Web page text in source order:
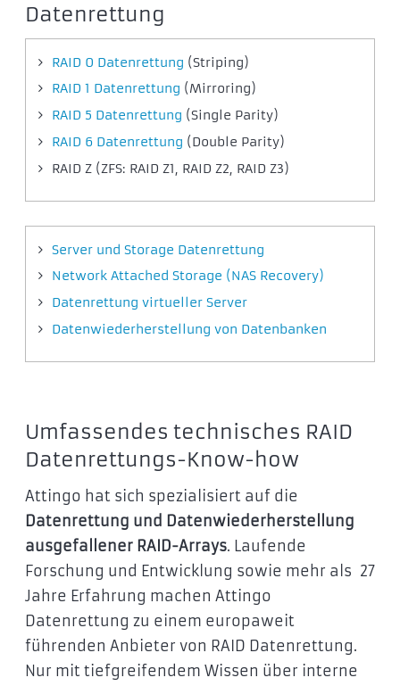
Datenrettung
RAID 0 Datenrettung (Striping)
RAID 1 Datenrettung (Mirroring)
RAID 5 Datenrettung (Single Parity)
RAID 6 Datenrettung (Double Parity)
RAID Z (ZFS: RAID Z1, RAID Z2, RAID Z3)
Server und Storage Datenrettung
Network Attached Storage (NAS Recovery)
Datenrettung virtueller Server
Datenwiederherstellung von Datenbanken
Umfassendes technisches RAID
Datenrettungs-Know-how
Attingo hat sich spezialisiert auf die
Datenrettung und Datenwiederherstellung
ausgefallener RAID-Arrays. Laufende
Forschung und Entwicklung sowie mehr als 27
Jahre Erfahrung machen Attingo
Datenrettung zu einem europaweit
führenden Anbieter von RAID Datenrettung.
Nur mit tiefgreifendem Wissen über interne